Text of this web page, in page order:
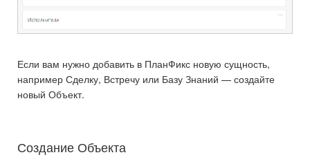
Если вам нужно добавить в ПланФикс новую сущность,
например Сделку, Встречу или Базу Знаний — создайте
новый Объект.
Создание Объекта